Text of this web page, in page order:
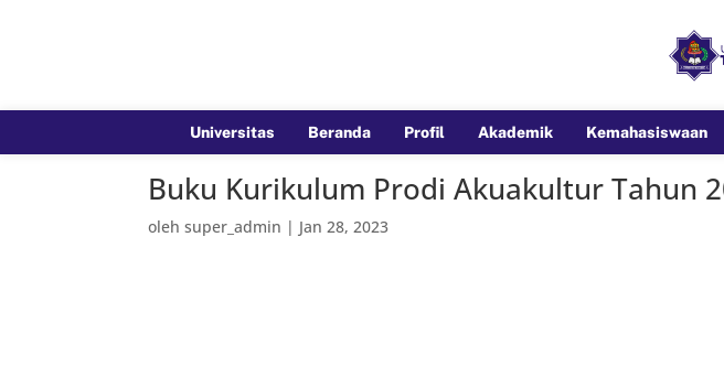
Universitas Beranda Profil Akademik Kemahasiswaan
Buku Kurikulum Prodi Akuakultur Tahun
olehsuper_admin | Jan 28, 2023